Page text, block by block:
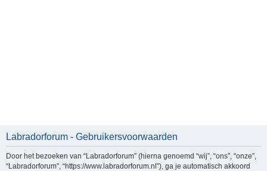
Labradorforum - Gebruikersvoorwaarden
Door het bezoeken van “Labradorforum” (hierna genoemd “wij”, “ons”, “onze”,
“Labradorforum”, “https://www.labradorforum.nl”), ga je automatisch akkoord